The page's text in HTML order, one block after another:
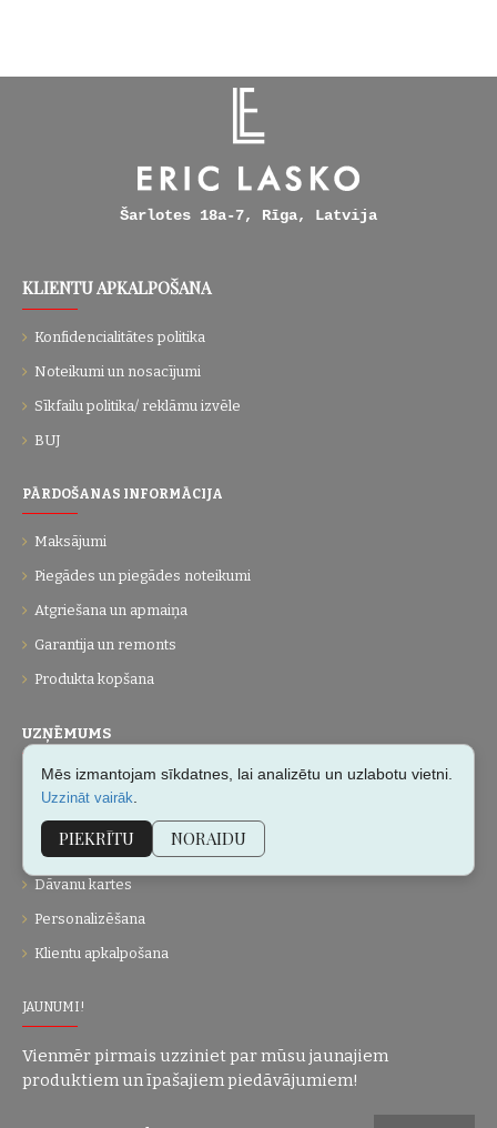
Šarlotes 18a-7, Rīga, Latvija
KLIENTU APKALPOŠANA
Konfidencialitātes politika
Noteikumi un nosacījumi
Sīkfailu politika/ reklāmu izvēle
BUJ
PĀRDOŠANAS INFORMĀCIJA
Maksājumi
Piegādes un piegādes noteikumi
Atgriešana un apmaiņa
Garantija un remonts
Produkta kopšana
UZŅĒMUMS
Par mums
Vietnes karte
Dāvanu kartes
Personalizēšana
Klientu apkalpošana
JAUNUMI!
Vienmēr pirmais uzziniet par mūsu jaunajiem
produktiem un īpašajiem piedāvājumiem!
Mēs izmantojam sīkdatnes, lai analizētu un uzlabotu vietni.
Uzzināt vairāk
PIEKRĪTU NORAIDU